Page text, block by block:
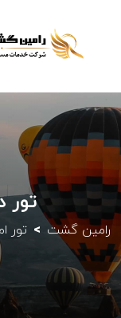
تور
رامین گشت تور